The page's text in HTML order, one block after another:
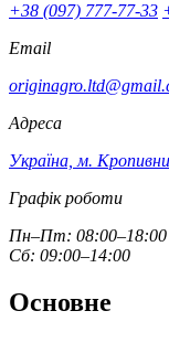
+38 (097) 777-77-33
Email
Адреса
Україна, м.
Графік роботи
Пн–Пт: 08:00–18:00
Сб: 09:00–14:00
Основне